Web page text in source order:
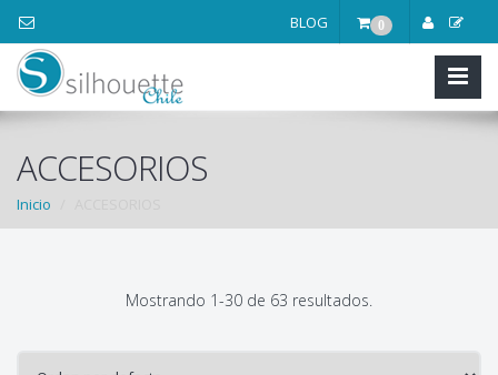
0
BLOG
ACCESORIOS
Inicio
Mostrando 1-30 de 63 resultados.